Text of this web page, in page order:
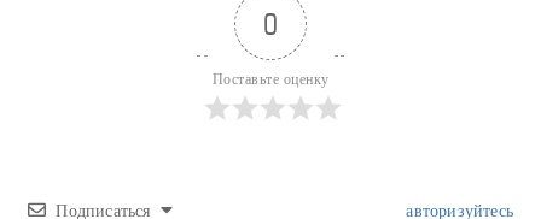
0
Поставьте оценку
Подписаться авторизуйтесь